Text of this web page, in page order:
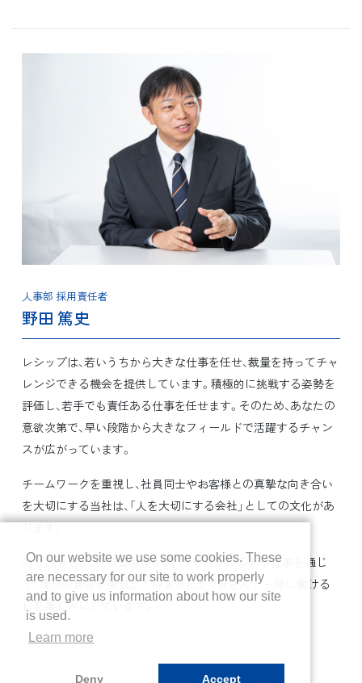
人事部 採用責任者
野田 篤史
レシップは、若いうちから大きな仕事を任せ、裁量を持ってチャ
レンジできる機会を提供しています。積極的に挑戦する姿勢を
評価し、若手でも責任ある仕事を任せます。そのため、あなたの
意欲次第で、早い段階から大きなフィールドで活躍するチャン
スが広がっています。
チームワークを重視し、社員同士やお客様との真摯な向き合い
を大切にする当社は、「人を大切にする会社」としての文化があ
あなたもぜひ、社会貢献度が高く、やりがいのある仕事を通じ
て、理想の自分を実現してみませんか？皆さんと一緒に働ける
日を楽しみにしています。
On our website we use some cookies. These
are necessary for our site to work properly
and to give us information about how our site
is used.
Learn more
Deny Accept